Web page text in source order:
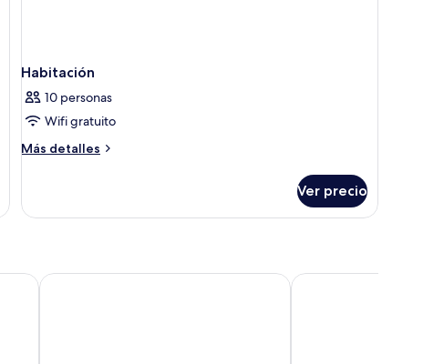
Habitación
10 personas
Wifi gratuito
Más detalles
Más
Ver precio
Papersun Hotel Jiantan Boutech Hotel